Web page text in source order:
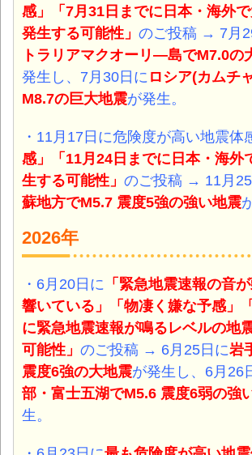
感」「7月31日までに日本・海外
発生する可能性」 のご投稿 → 7月
トラリアマクオーリ―島でM7.0の
発生し、7月30日に ロシア(カムチ
M8.7の巨大地震が発生。
・11月17日に危険度が高い地震体
感」「11月24日までに日本・海外
生する可能性」 のご投稿 → 11月
蘇地方でM5.7 震度5強の強い地震
2026年
・6月20日に 「緊急地震速報の音
響いている」「物凄く嫌な予感」
に緊急地震速報が鳴るレベルの地
可能性」 のご投稿 → 6月25日に岩
震度6強の大地震が発生し、6月26
部・富士五湖でM5.6 震度6弱の強
生。